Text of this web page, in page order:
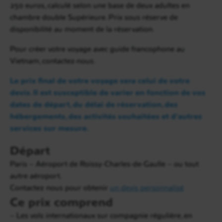
village de Sa Linh
. Vous commencerez alors une
résidence de la tribu minoritaire H’mong.
Le calme et les paysages verdoyants de ce site vous
laisseront sans doute des souvenirs inoubliables. Le
soir, vous serez les invités de laminorité H’mong
et vous passerez lanuit dans leurs habitations
traditionnelles.
250 euros, calculé selon une base de deux adultes en
chambre double Supérieure. Prix sous réserve de
disponibilité au moment de la réservation.
Pour créer votre voyage avec guide francophone au
Vietnam, contactez-nous.
Le prix final de votre voyage sera celui de votre
devis. Il est susceptible de varier en fonction de vos
dates de départ, du délai de réservation, des
hébergements, des activités souhaitées et d’autres
services sur mesure.
Départ
Paris – Aéroport de Roissy-Charles-de-Gaulle – ou tout
autre aéroport.
Contactez nous pour obtenir
un devis personnalisé
Ce prix comprend
– Les vols internationaux sur compagnie régulière, en